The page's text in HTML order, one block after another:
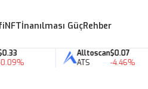
NFTİnanılması GüçRehber
Alltoscan
ATS
$0.07
-4.46%